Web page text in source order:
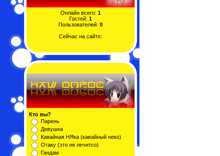
Онлайн всего: 1
Гостей: 1
Пользователей: 0
Сейчас на сайте:
Кто вы?
Парень
Девушка
Кавайная НЯка (кавайный неко)
Отаку (это не лечитсо)
Гандам